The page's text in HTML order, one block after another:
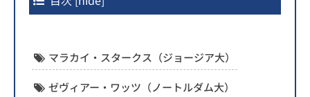
マラカイ・スタークス（ジョージア大）
ゼヴィアー・ワッツ（ノートルダム大）